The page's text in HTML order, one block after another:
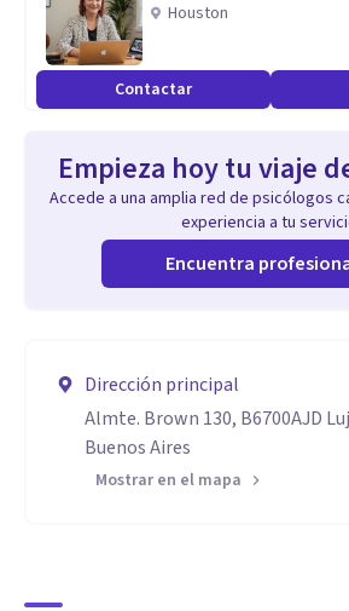
Houston
Contactar
Empieza hoy tu viaje
Accede a una amplia red de psicólogos
experiencia a tu
Encuentra
Dirección principal
Almte. Brown 130, B6700AJD
Buenos Aires
Mostrar en el mapa